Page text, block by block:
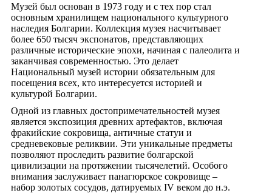
Музей был основан в 1973 году и с тех пор стал
основным хранилищем национального культурного
наследия Болгарии. Коллекция музея насчитывает
более 650 тысяч экспонатов, представляющих
различные исторические эпохи, начиная с палеолита и
заканчивая современностью. Это делает
Национальный музей истории обязательным для
посещения всех, кто интересуется историей и
культурой Болгарии.
Одной из главных достопримечательностей музея
является экспозиция древних артефактов, включая
фракийские сокровища, античные статуи и
средневековые реликвии. Эти уникальные предметы
позволяют проследить развитие болгарской
цивилизации на протяжении тысячелетий. Особого
внимания заслуживает панагюрское сокровище –
набор золотых сосудов, датируемых IV веком до н.э.